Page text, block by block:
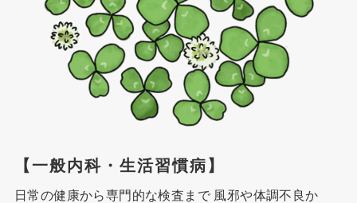
【一般内科・生活習慣病】
日常の健康から専門的な検査まで 風邪や体調不良か